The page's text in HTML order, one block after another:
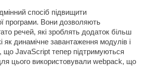
спосіб підвищити
програми. Вони дозволяють
речей, які зроблять додаток більш
як динамічне завантаження модулів і
що JavaScript тепер підтримуються
цього використовували webpack, що